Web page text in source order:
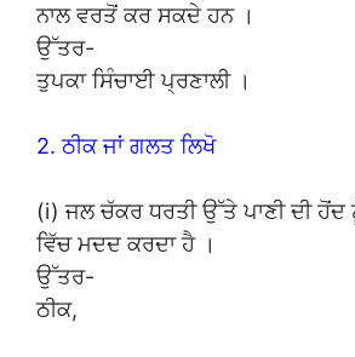
ਨਾਲ ਵਰਤੋਂ ਕਰ ਸਕਦੇ ਹਨ ।
ਉੱਤਰ-
ਤੁਪਕਾ ਸਿੰਚਾਈ ਪ੍ਰਣਾਲੀ ।
2. ਠੀਕ ਜਾਂ ਗਲਤ ਲਿਖੋ
(i) ਜਲ ਚੱਕਰ ਧਰਤੀ ਉੱਤੇ ਪਾਣੀ ਦੀ
ਵਿੱਚ ਮਦਦ ਕਰਦਾ ਹੈ ।
ਉੱਤਰ-
ਠੀਕ,